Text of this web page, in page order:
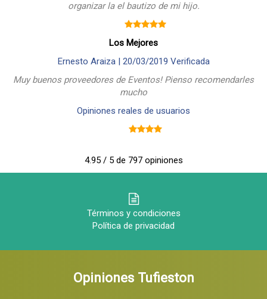
organizar la el bautizo de mi hijo.
Los Mejores
Ernesto Araiza | 20/03/2019 Verificada
Muy buenos proveedores de Eventos! Pienso recomendarles
mucho
Opiniones reales de usuarios
4.95 / 5 de 797 opiniones
Términos y condiciones
Política de privacidad
Opiniones Tufieston